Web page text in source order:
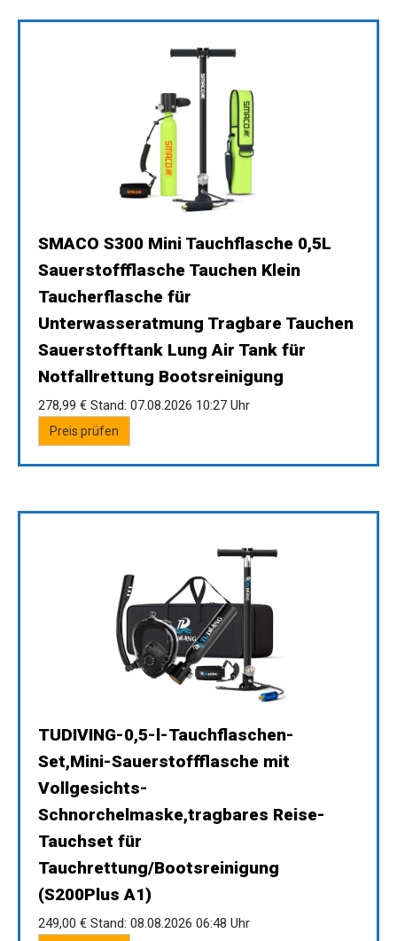
SMACO S300 Mini Tauchflasche 0,5L
Sauerstoffflasche Tauchen Klein
Taucherflasche für
Unterwasseratmung Tragbare Tauchen
Sauerstofftank Lung Air Tank für
Notfallrettung Bootsreinigung
278,99 € Stand: 07.08.2026 10:27 Uhr
Preis prüfen
TUDIVING-0,5-l-Tauchflaschen-
Set,Mini-Sauerstoffflasche mit
Vollgesichts-
Schnorchelmaske,tragbares Reise-
Tauchset für
Tauchrettung/Bootsreinigung
(S200Plus A1)
249,00 € Stand: 08.08.2026 06:48 Uhr